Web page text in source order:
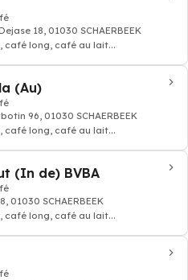
18, 01030 SCHAERBEEK
café long, café au lait...
(Au)
96, 01030 SCHAERBEEK
café long, café au lait...
(In de) BVBA
01030 SCHAERBEEK
café long, café au lait...